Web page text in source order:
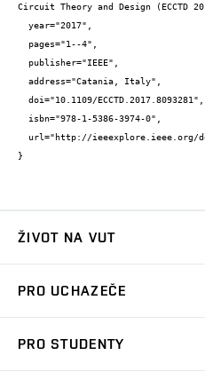
Circuit Theory and Design (ECCTD
}
ŽIVOT NA VUT
Koleje
PRO UCHAZEČE
PRO STUDENTY